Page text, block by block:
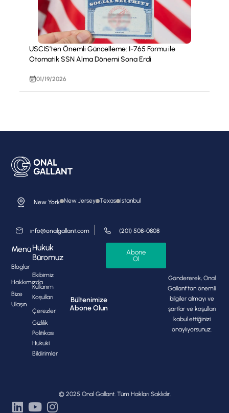
USCIS’ten Önemli Güncelleme: I-765 Formu ile
Otomatik SSN Alma Dönemi Sona Erdi
01/19/2026
New York New Jersey Texas Istanbul
info@onalgallant.com (201) 508-0808
Menü
Bloglar
Hakkımızda
Bize
Ulaşın
Hukuk
Büromuz
Ekibimiz
Kullanım
Koşulları
Çerezler
Gizlilik
Politikası
Hukuki
Bildirimler
Bültenimize
Abone Olun
Abone
Ol
Göndererek, Onal
Gallant'tan önemli
bilgiler almayı ve
şartlar ve koşulları
kabul ettiğinizi
onaylıyorsunuz.
© 2025 Onal Gallant. Tüm Hakları Saklıdır.